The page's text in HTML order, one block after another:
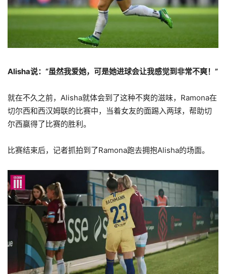
Alisha说：“虽然我爱她，可是她进球会让我感觉到非常不爽！”
就在不久之前，Alisha就体会到了这种不爽的滋味，Ramona在
切尔西和西汉姆联的比赛中，当着女友的面踢入两球，帮助切
尔西赢得了比赛的胜利。
比赛结束后，记者抓拍到了Ramona跑去拥抱Alisha的场面。